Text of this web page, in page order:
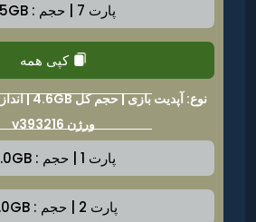
پارت 7 | حجم : 1.5GB
کپی همه
ورژن v393216
پارت 1 | حجم : 2.0GB
پارت 2 | حجم : 2.0GB